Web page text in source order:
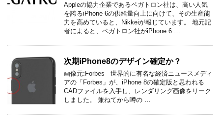
Appleの協力企業であるペガトロン社は、高い人気
を誇るiPhone 6の供給量向上に向けて、その生産能
力を高めていると、Nikkeiが報じています。 地元記
者によると、ペガトロン社がiPhone 6 …
次期iPhone8のデザイン確定か？
画像元:Forbes 世界的に有名な経済ニュースメディ
アの「Forbes」が、iPhone 8の確定版と思われる
CADファイルを入手し、レンダリング画像をリーク
しました。 兼ねてから噂の …